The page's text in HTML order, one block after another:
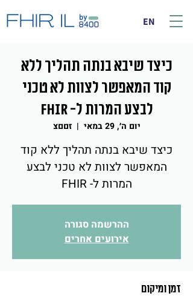
EN
כיצד שיבא בנתה תהליך ללא
קוד המאפשר לצוות לא טכני
לבצע המרות ל- FHIR
יום ה׳, 29 במאי
  |
זםםצ
כיצד שיבא בנתה תהליך ללא קוד
המאפשר לצוות לא טכני לבצע
המרות ל- FHIR
ההרשמה סגורה
אירועים אחרים
זמן ומיקום